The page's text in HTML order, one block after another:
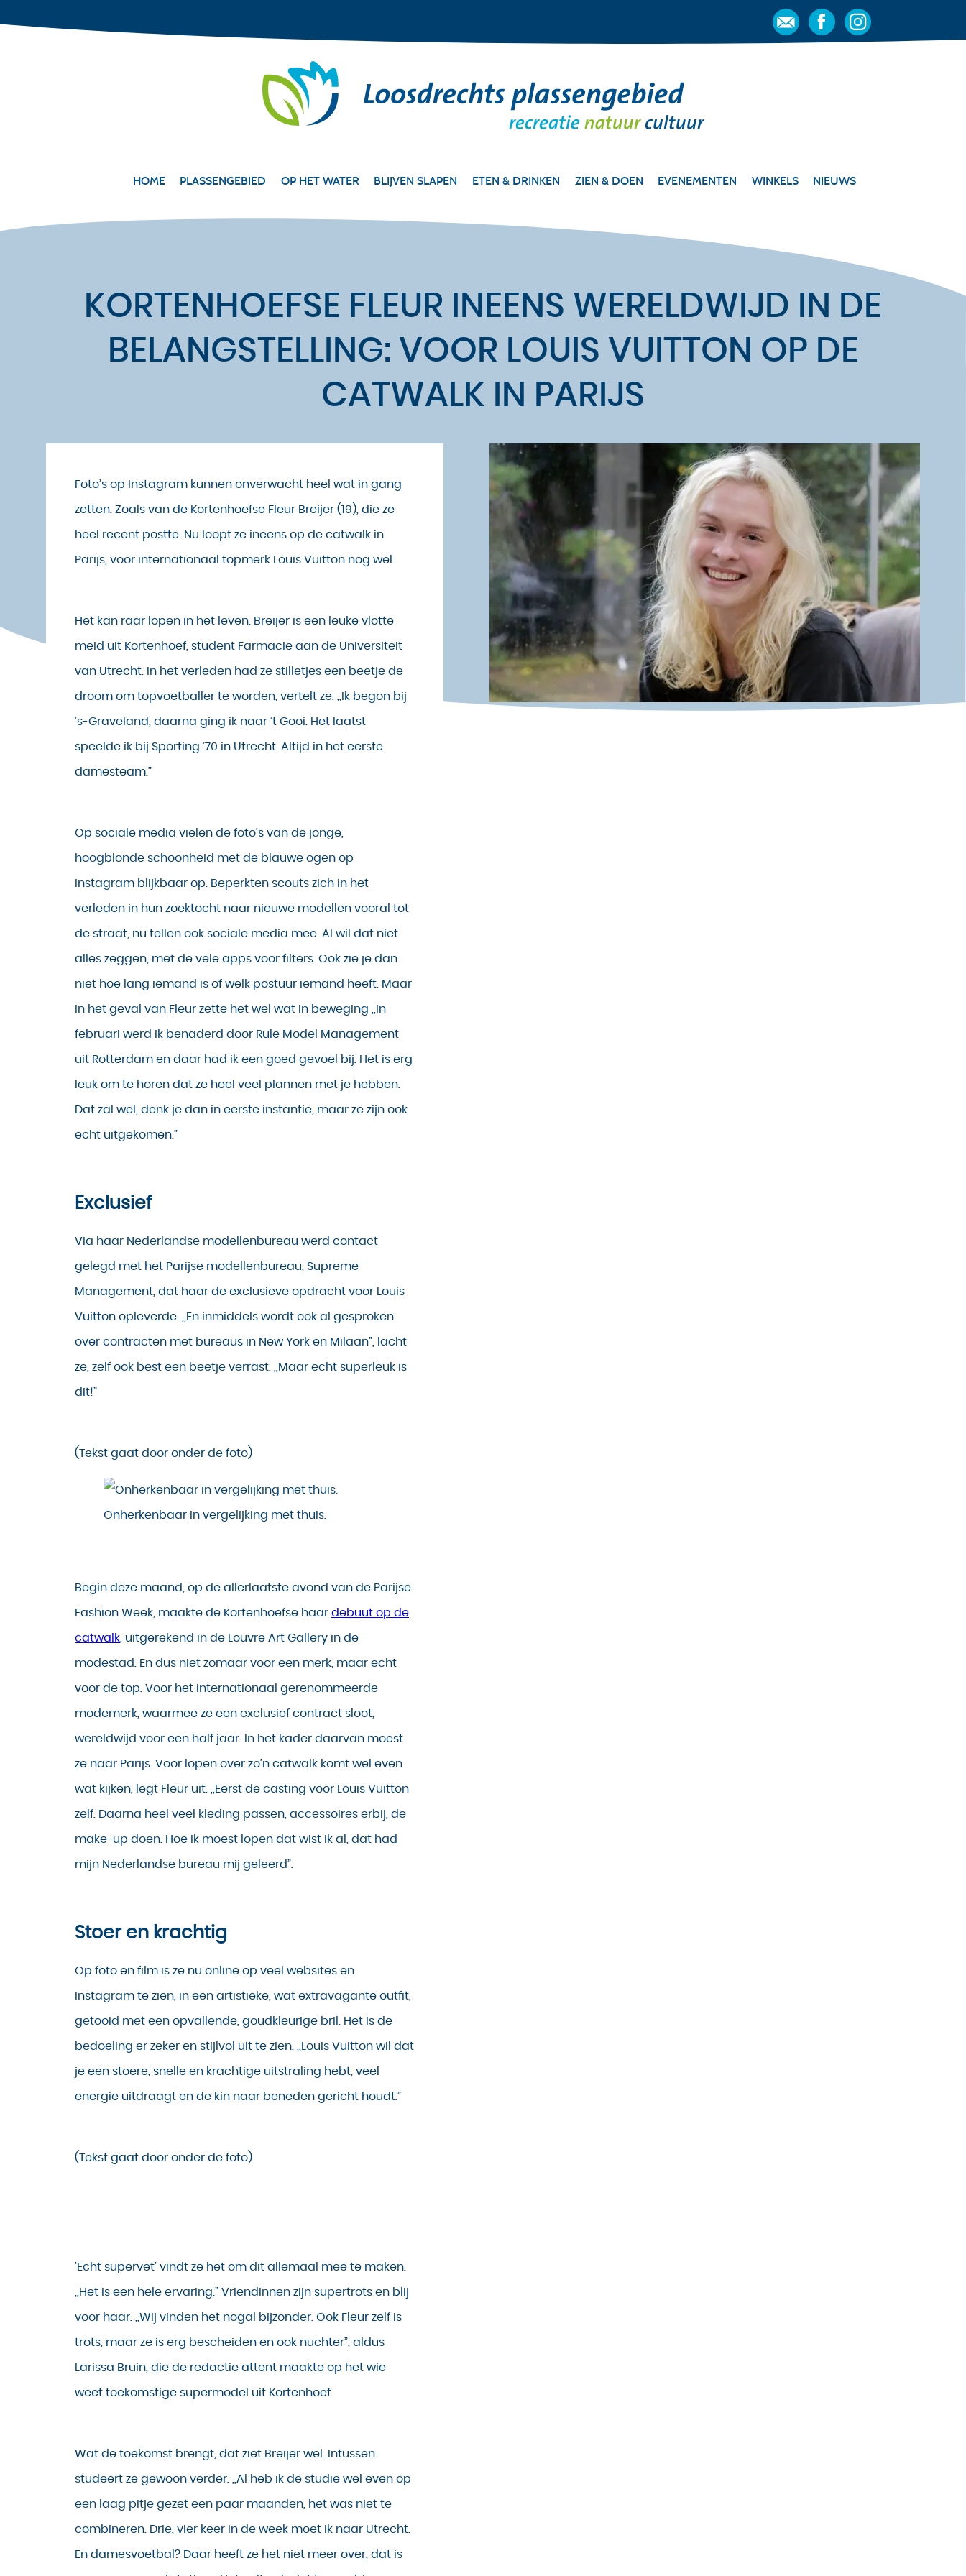
HOME PLASSENGEBIED OP HET WATER BLIJVEN SLAPEN ETEN & DRINKEN ZIEN & DOEN EVENEMENTEN WINKELS NIEUWS
KORTENHOEFSE FLEUR INEENS WERELDWIJD IN DE
BELANGSTELLING: VOOR LOUIS VUITTON OP DE
CATWALK IN PARIJS
Foto’s op Instagram kunnen onverwacht heel wat in gang
zetten. Zoals van de Kortenhoefse Fleur Breijer (19), die ze
heel recent postte. Nu loopt ze ineens op de catwalk in
Parijs, voor internationaal topmerk Louis Vuitton nog wel.
Het kan raar lopen in het leven. Breijer is een leuke vlotte
meid uit Kortenhoef, student Farmacie aan de Universiteit
van Utrecht. In het verleden had ze stilletjes een beetje de
droom om topvoetballer te worden, vertelt ze. ,,Ik begon bij
’s-Graveland, daarna ging ik naar ’t Gooi. Het laatst
speelde ik bij Sporting ’70 in Utrecht. Altijd in het eerste
damesteam.”
Op sociale media vielen de foto’s van de jonge,
hoogblonde schoonheid met de blauwe ogen op
Instagram blijkbaar op. Beperkten scouts zich in het
verleden in hun zoektocht naar nieuwe modellen vooral tot
de straat, nu tellen ook sociale media mee. Al wil dat niet
alles zeggen, met de vele apps voor filters. Ook zie je dan
niet hoe lang iemand is of welk postuur iemand heeft. Maar
in het geval van Fleur zette het wel wat in beweging ,,In
februari werd ik benaderd door Rule Model Management
uit Rotterdam en daar had ik een goed gevoel bij. Het is erg
leuk om te horen dat ze heel veel plannen met je hebben.
Dat zal wel, denk je dan in eerste instantie, maar ze zijn ook
echt uitgekomen.”
Exclusief
Via haar Nederlandse modellenbureau werd contact
gelegd met het Parijse modellenbureau, Supreme
Management, dat haar de exclusieve opdracht voor Louis
Vuitton opleverde. ,,En inmiddels wordt ook al gesproken
over contracten met bureaus in New York en Milaan”, lacht
ze, zelf ook best een beetje verrast. ,,Maar echt superleuk is
dit!”
(Tekst gaat door onder de foto)
Onherkenbaar in vergelijking met thuis.
Begin deze maand, op de allerlaatste avond van de Parijse
Fashion Week, maakte de Kortenhoefse haar debuut op de
catwalk, uitgerekend in de Louvre Art Gallery in de
modestad. En dus niet zomaar voor een merk, maar echt
voor de top. Voor het internationaal gerenommeerde
modemerk, waarmee ze een exclusief contract sloot,
wereldwijd voor een half jaar. In het kader daarvan moest
ze naar Parijs. Voor lopen over zo’n catwalk komt wel even
wat kijken, legt Fleur uit. ,,Eerst de casting voor Louis Vuitton
zelf. Daarna heel veel kleding passen, accessoires erbij, de
make-up doen. Hoe ik moest lopen dat wist ik al, dat had
mijn Nederlandse bureau mij geleerd”.
Stoer en krachtig
Op foto en film is ze nu online op veel websites en
Instagram te zien, in een artistieke, wat extravagante outfit,
getooid met een opvallende, goudkleurige bril. Het is de
bedoeling er zeker en stijlvol uit te zien. ,,Louis Vuitton wil dat
je een stoere, snelle en krachtige uitstraling hebt, veel
energie uitdraagt en de kin naar beneden gericht houdt.”
(Tekst gaat door onder de foto)
’Echt supervet’ vindt ze het om dit allemaal mee te maken.
,,Het is een hele ervaring.” Vriendinnen zijn supertrots en blij
voor haar. ,,Wij vinden het nogal bijzonder. Ook Fleur zelf is
trots, maar ze is erg bescheiden en ook nuchter”, aldus
Larissa Bruin, die de redactie attent maakte op het wie
weet toekomstige supermodel uit Kortenhoef.
Wat de toekomst brengt, dat ziet Breijer wel. Intussen
studeert ze gewoon verder. ,,Al heb ik de studie wel even op
een laag pitje gezet een paar maanden, het was niet te
combineren. Drie, vier keer in de week moet ik naar Utrecht.
En damesvoetbal? Daar heeft ze het niet meer over, dat is